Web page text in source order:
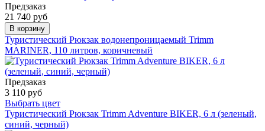
Предзаказ
21 740 руб
В корзину
Туристический Рюкзак водонепроницаемый Trimm
MARINER, 110 литров, коричневый
Предзаказ
3 110 руб
Выбрать цвет
Туристический Рюкзак Trimm Adventure BIKER, 6 л (зеленый,
синий, черный)